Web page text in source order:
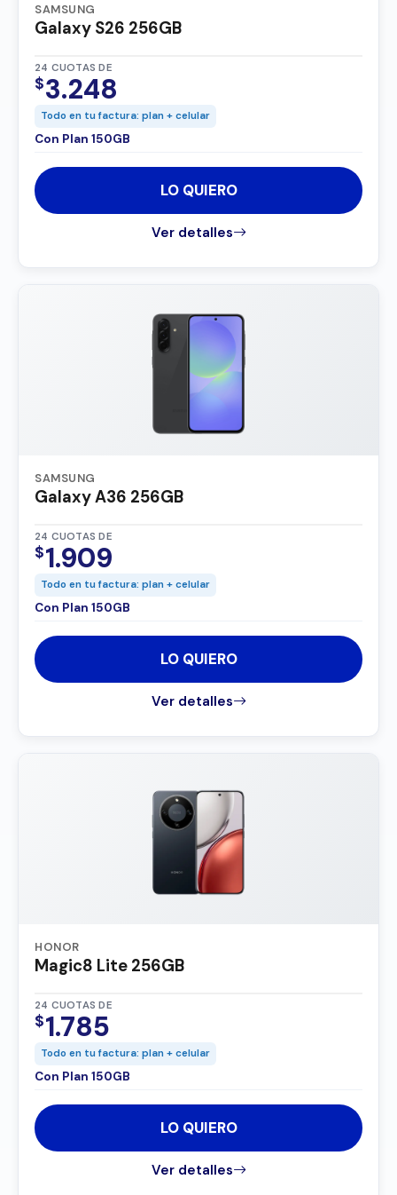
SAMSUNG
Galaxy S26 256GB
24 CUOTAS DE
$3.248
Todo en tu factura: plan + celular
Con Plan 150GB
LO QUIERO
Ver detalles
SAMSUNG
Galaxy A36 256GB
24 CUOTAS DE
$1.909
Todo en tu factura: plan + celular
Con Plan 150GB
LO QUIERO
Ver detalles
HONOR
Magic8 Lite 256GB
24 CUOTAS DE
$1.785
Todo en tu factura: plan + celular
Con Plan 150GB
LO QUIERO
Ver detalles